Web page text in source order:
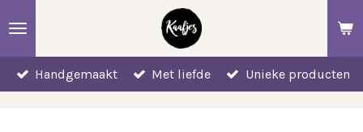
hoofdinhoud
Handgemaakt Met liefde Unieke producten